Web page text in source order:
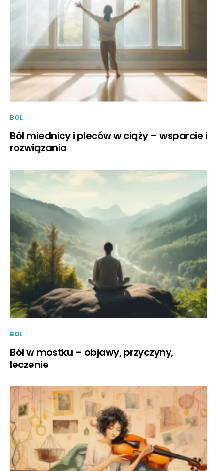
BOL
Ból miednicy i pleców w ciąży – wsparcie i
rozwiązania
BOL
Ból w mostku – objawy, przyczyny,
leczenie